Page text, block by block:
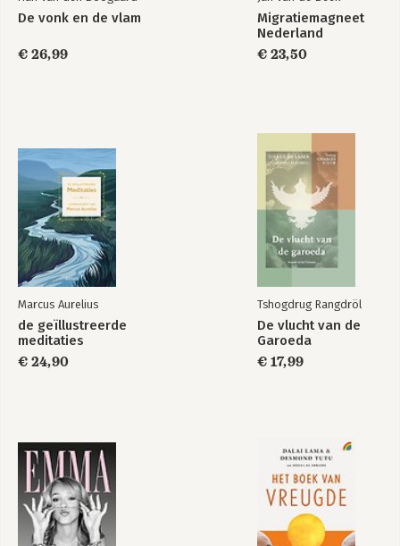
De vonk en de vlam
€ 26,99
Migratiemagneet
Nederland
€ 23,50
Marcus Aurelius
de geïllustreerde
meditaties
€ 24,90
Tshogdrug Rangdröl
De vlucht van de
Garoeda
€ 17,99